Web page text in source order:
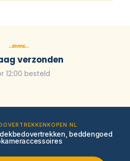
verzonden
12:00 besteld
beddengoed